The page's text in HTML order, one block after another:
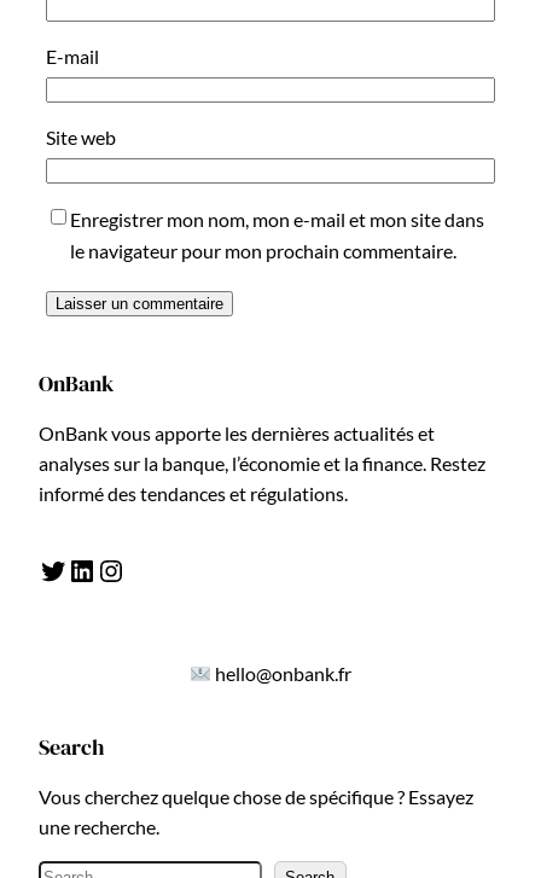
E-mail
Site web
Enregistrer mon nom, mon e-mail et mon site dans
le navigateur pour mon prochain commentaire.
OnBank
OnBank vous apporte les dernières actualités et
analyses sur la banque, l’économie et la finance. Restez
informé des tendances et régulations.
Twitter LinkedIn Instagram
hello@onbank.fr
Search
Vous cherchez quelque chose de spécifique ? Essayez
une recherche.